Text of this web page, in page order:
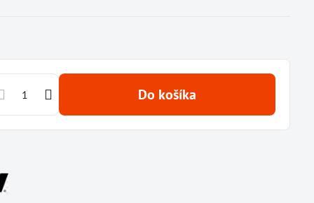
Do košíka